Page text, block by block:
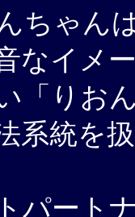
ちゃん
なイメ
「りお
系統を
パート